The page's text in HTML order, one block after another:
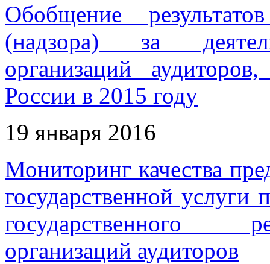
Обобщение
(надзора) за
организаций
России в 2015 году
19 января 2016
Мониторинг качества
государственной услуги
государственного
организаций аудиторов